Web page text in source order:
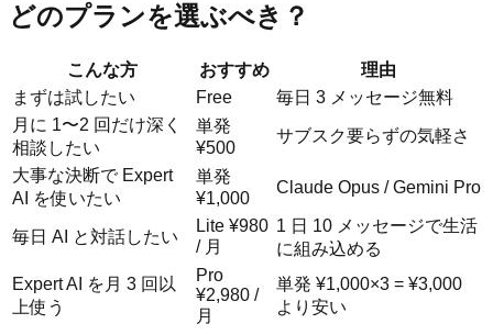
どのプランを選ぶべき？
こんな方 おすすめ
理由
まずは試したい
Free
毎日 3 メッセージ無料
月に 1〜2 回だけ深く
相談したい
単発
¥500
サブスク要らずの気軽さ
大事な決断で Expert
AI を使いたい
単発
¥1,000
Claude Opus / Gemini Pro
毎日 AI と対話したい
Lite ¥980
/ 月
1 日 10 メッセージで生活
に組み込める
Expert AI を月 3 回以
上使う
Pro
¥2,980 /
月
単発 ¥1,000×3 = ¥3,000
より安い